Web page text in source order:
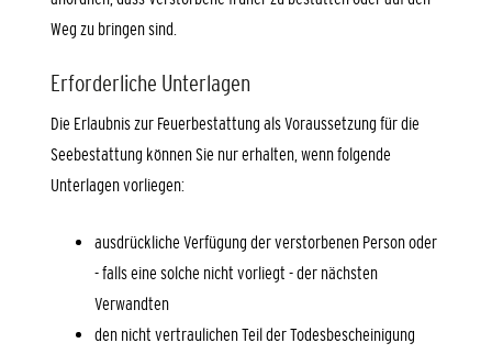
Weg zu bringen sind.
Erforderliche Unterlagen
Die Erlaubnis zur Feuerbestattung als Voraussetzung für die
Seebestattung können Sie nur erhalten, wenn folgende
Unterlagen vorliegen:
ausdrückliche Verfügung der verstorbenen Person oder
- falls eine solche nicht vorliegt - der nächsten
Verwandten
den nicht vertraulichen Teil der Todesbescheinigung